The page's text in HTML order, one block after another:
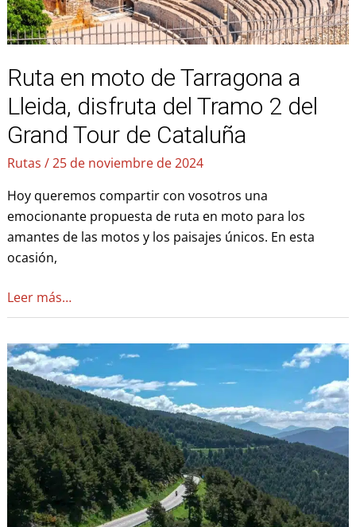
Ruta en moto de Tarragona a
Lleida, disfruta del Tramo 2 del
Grand Tour de Cataluña
Rutas /25 de noviembre de 2024
Hoy queremos compartir con vosotros una
emocionante propuesta de ruta en moto para los
amantes de las motos y los paisajes únicos. En esta
ocasión,
del
Tramo
del
Grand
Tour
de
Cataluña
Leer más…
en
moto
de
La
Seu
d’Urgell
a
Figueres,
disfruta